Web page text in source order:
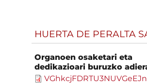
HUERTA DE PERALTA
Organoen osaketari eta
dedikazioari buruzko